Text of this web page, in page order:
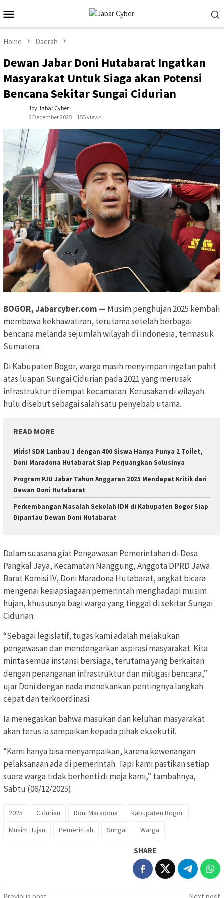
to
contentMenu
Home Daerah
Dewan Jabar Doni Hutabarat Ingatkan
Masyarakat Untuk Siaga akan Potensi
Bencana Sekitar Sungai Cidurian
Joy Jabar Cyber
6 December 2025
155 views
BOGOR, Jabarcyber.com — Musim penghujan 2025 kembali
membawa kekhawatiran, terutama setelah berbagai
bencana melanda sejumlah wilayah di Indonesia, termasuk
Sumatera.
Di Kabupaten Bogor, warga masih menyimpan ingatan pahit
atas luapan Sungai Cidurian pada 2021 yang merusak
infrastruktur di empat kecamatan. Kerusakan di wilayah
hulu disebut sebagai salah satu penyebab utama.
READ MORE
Miris! SDN Lanbau 1 dengan 400 Siswa Hanya Punya 2 Toilet,
Doni Maradona Hutabarat Siap Perjuangkan Solusinya
Program PJU Jabar Tahun Anggaran 2025 Mendapat Kritik dari
Dewan Doni Hutabarat
Perkembangan Masalah Sekolah IDN di Kabupaten Bogor Siap
Dipantau Dewan Doni Hutabarat
Dalam suasana giat Pengawasan Pemerintahan di Desa
Pangkal Jaya, Kecamatan Nanggung, Anggota DPRD Jawa
Barat Komisi IV, Doni Maradona Hutabarat, angkat bicara
mengenai kesiapsiagaan pemerintah menghadapi musim
hujan, khususnya bagi warga yang tinggal di sekitar Sungai
Cidurian.
“Sebagai legislatif, tugas kami adalah melakukan
pengawasan dan mendengarkan aspirasi masyarakat. Kita
minta semua instansi bersiaga, terutama yang berkaitan
dengan penanganan infrastruktur dan mitigasi bencana,”
ujar Doni dengan nada menekankan pentingnya langkah
cepat dan terkoordinasi.
Ia menegaskan bahwa masukan dan keluhan masyarakat
akan terus ia sampaikan kepada pihak eksekutif.
“Kami hanya bisa menyampaikan, karena kewenangan
pelaksanaan ada di pemerintah. Tapi kami pastikan setiap
suara warga tidak berhenti di meja kami,” tambahnya,
Sabtu (06/12/2025).
2025 Cidurian Doni Maradona
kabupaten Bogor
Musim Hujan
Pemerintah Sungai Warga
SHARE